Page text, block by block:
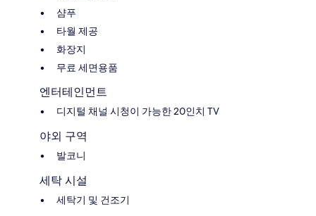
샴푸
타월 제공
화장지
무료 세면용품
엔터테인먼트
디지털 채널 시청이 가능한 20인치 TV
야외 구역
발코니
세탁 시설
세탁기 및 건조기